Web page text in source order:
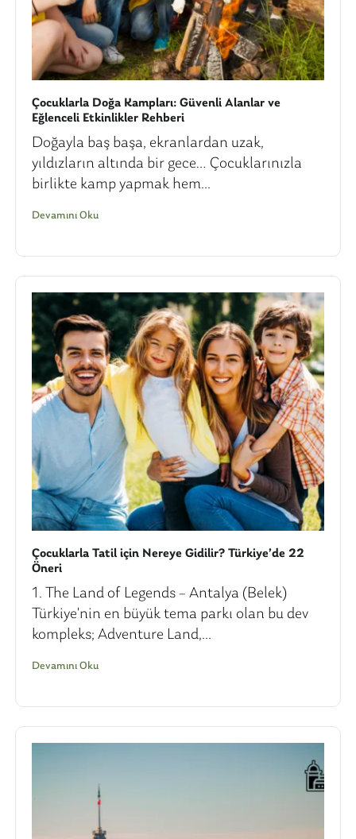
Çocuklarla Doğa Kampları: Güvenli Alanlar ve
Eğlenceli Etkinlikler Rehberi
Doğayla baş başa, ekranlardan uzak,
yıldızların altında bir gece… Çocuklarınızla
birlikte kamp yapmak hem...
Devamını Oku
Çocuklarla Tatil için Nereye Gidilir? Türkiye’de 22
Öneri
1. The Land of Legends – Antalya (Belek)
Türkiye'nin en büyük tema parkı olan bu dev
kompleks; Adventure Land,...
Devamını Oku